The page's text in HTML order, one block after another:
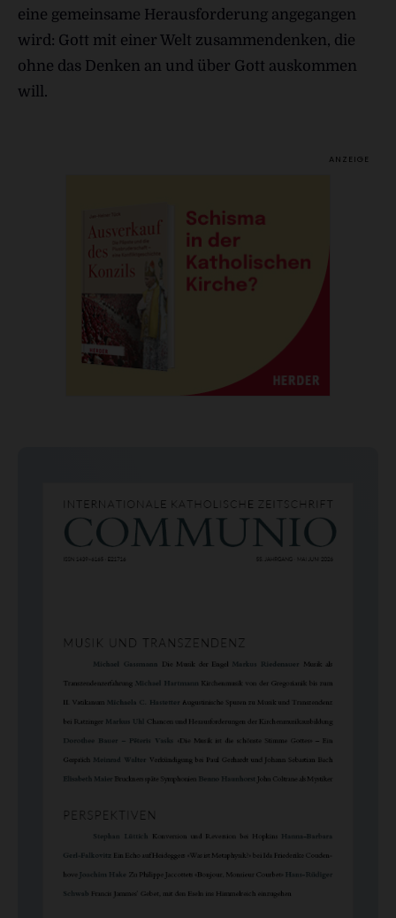
eine gemeinsame Herausforderung angegangen
wird: Gott mit einer Welt zusammendenken, die
ohne das Denken an und über Gott auskommen
will.